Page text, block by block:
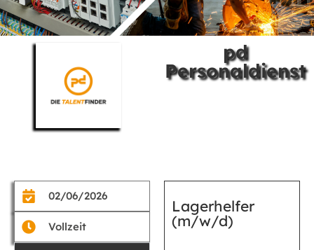
pd
Personaldienst
02/06/2026
Vollzeit
Lagerhelfer
(m/w/d)